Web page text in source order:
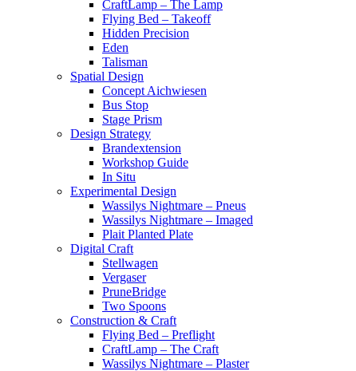
CraftLamp – The Lamp
Flying Bed – Takeoff
Hidden Precision
Eden
Talisman
Spatial Design
Concept Aichwiesen
Bus Stop
Stage Prism
Design Strategy
Brandextension
Workshop Guide
In Situ
Experimental Design
Wassilys Nightmare – Pneus
Wassilys Nightmare – Imaged
Plait Planted Plate
Digital Craft
Stellwagen
Vergaser
PruneBridge
Two Spoons
Construction & Craft
Flying Bed – Preflight
CraftLamp – The Craft
Wassilys Nightmare – Plaster